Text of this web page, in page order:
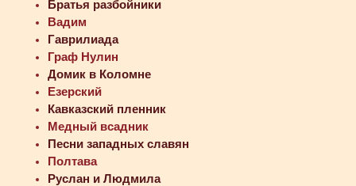
Братья разбойники
Вадим
Гаврилиада
Граф Нулин
Домик в Коломне
Езерский
Кавказский пленник
Медный всадник
Песни западных славян
Полтава
Руслан и Людмила